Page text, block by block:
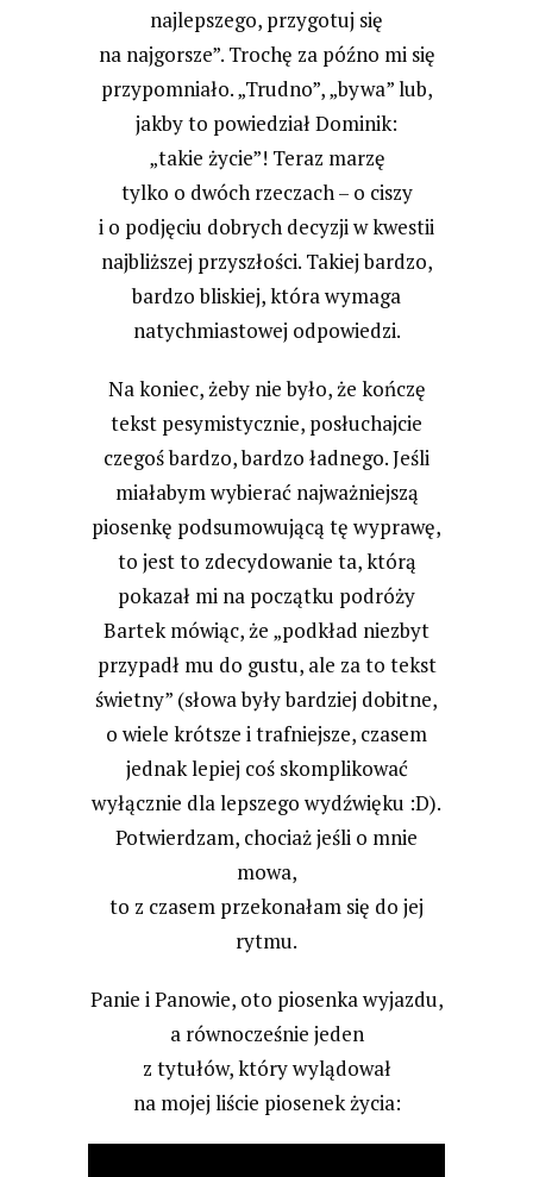
najlepszego, przygotuj się
na najgorsze”. Trochę za późno mi się
przypomniało. „Trudno”, „bywa” lub,
jakby to powiedziałDominik:
„takie życie”! Teraz marzę
tylko o dwóch rzeczach – o ciszy
i o podjęciu dobrych decyzji w kwestii
najbliższej przyszłości. Takiej bardzo,
bardzo bliskiej, która wymaga
natychmiastowej odpowiedzi.
Na koniec, żeby nie było, że kończę
tekst pesymistycznie, posłuchajcie
czegoś bardzo, bardzo ładnego. Jeśli
miałabym wybierać najważniejszą
piosenkę podsumowującą tę wyprawę,
to jest to zdecydowanie ta, którą
pokazał mi na początku podróży
Bartek mówiąc, że „podkład niezbyt
przypadł mu do gustu, ale za to tekst
świetny” (słowa były bardziej dobitne,
o wiele krótsze i trafniejsze, czasem
jednak lepiej coś skomplikować
wyłącznie dla lepszego wydźwięku :D).
Potwierdzam, chociaż jeśli o mnie
mowa,
to z czasem przekonałam się do jej
rytmu.
Panie i Panowie, oto piosenka wyjazdu,
a równocześnie jeden
z tytułów, który wylądował
na mojej liście piosenek życia: